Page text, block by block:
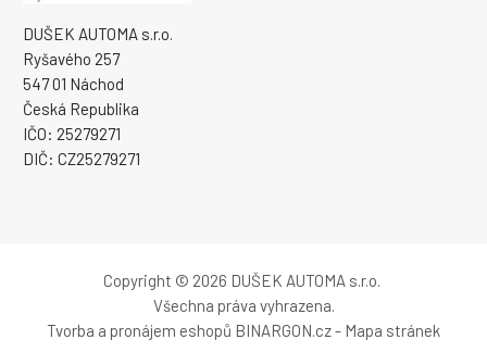
DUŠEK AUTOMA s.r.o.
Ryšavého 257
547 01 Náchod
Česká Republika
IČO: 25279271
DIČ: CZ25279271
Copyright © 2026 DUŠEK AUTOMA s.r.o.
Všechna práva vyhrazena.
Tvorba a pronájem eshopů BINARGON.cz- Mapa stránek